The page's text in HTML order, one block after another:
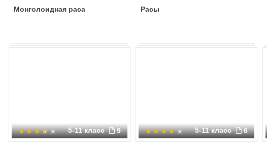
Монголоидная раса Расы
5-11 класс 9 5-11 класс 6